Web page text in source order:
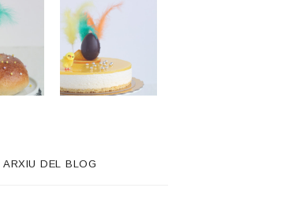
ARXIU DEL BLOG